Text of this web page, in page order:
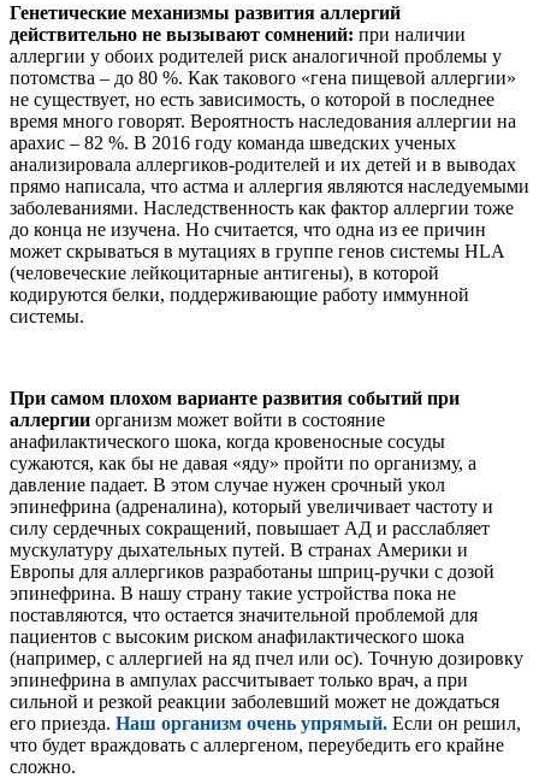
Генетические механизмы развития аллергий
действительно не вызывают сомнений: при наличии
аллергии у обоих родителей риск аналогичной проблемы у
потомства – до 80 %. Как такового «гена пищевой аллергии»
не существует, но есть зависимость, о которой в последнее
время много говорят. Вероятность наследования аллергии на
арахис – 82 %. В 2016 году команда шведских ученых
анализировала аллергиков-родителей и их детей и в выводах
прямо написала, что астма и аллергия являются наследуемыми
заболеваниями. Наследственность как фактор аллергии тоже
до конца не изучена. Но считается, что одна из ее причин
может скрываться в мутациях в группе генов системы HLA
(человеческие лейкоцитарные антигены), в которой
кодируются белки, поддерживающие работу иммунной
системы.
При самом плохом варианте развития событий при
аллергии организм может войти в состояние
анафилактического шока, когда кровеносные сосуды
сужаются, как бы не давая «яду» пройти по организму, а
давление падает. В этом случае нужен срочный укол
эпинефрина (адреналина), который увеличивает частоту и
силу сердечных сокращений, повышает АД и расслабляет
мускулатуру дыхательных путей. В странах Америки и
Европы для аллергиков разработаны шприц-ручки с дозой
эпинефрина. В нашу страну такие устройства пока не
поставляются, что остается значительной проблемой для
пациентов с высоким риском анафилактического шока
(например, с аллергией на яд пчел или ос). Точную дозировку
эпинефрина в ампулах рассчитывает только врач, а при
сильной и резкой реакции заболевший может не дождаться
его приезда. Наш организм очень упрямый. Если он решил,
что будет враждовать с аллергеном, переубедить его крайне
сложно.